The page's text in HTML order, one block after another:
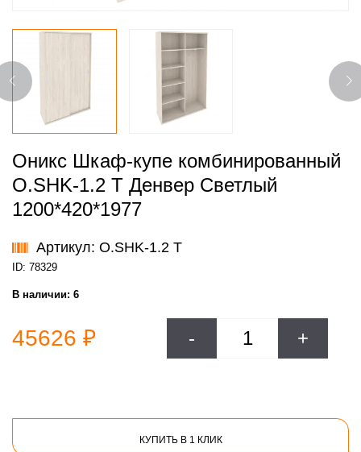
Оникс Шкаф-купе комбинированный
O.SHK-1.2 T Денвер Светлый
1200*420*1977
Артикул: O.SHK-1.2 T
ID: 78329
В наличии: 6
45626 ₽ - +
КУПИТЬ В 1 КЛИК